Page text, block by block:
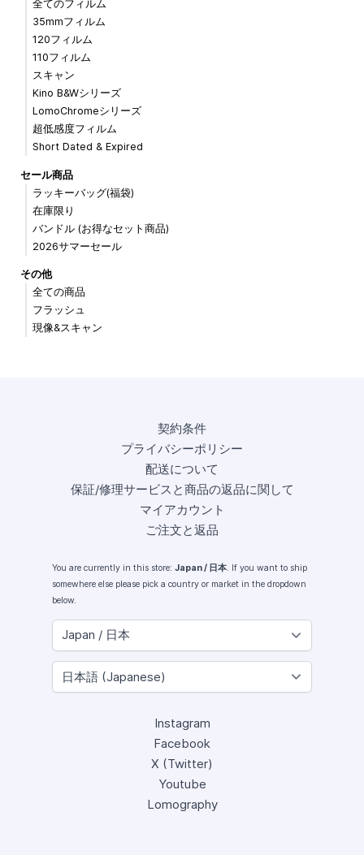
全てのフィルム
35mmフィルム
120フィルム
110フィルム
スキャン
Kino B&Wシリーズ
LomoChromeシリーズ
超低感度フィルム
Short Dated & Expired
セール商品
ラッキーバッグ(福袋)
在庫限り
バンドル (お得なセット商品)
2026サマーセール
その他
全ての商品
フラッシュ
現像&スキャン
契約条件
プライバシーポリシー
配送について
保証/修理サービスと商品の返品に関して
マイアカウント
ご注文と返品
You are currently in this store: Japan / 日本. If you want to ship
somewhere else please pick a country or market in the dropdown
below.
Instagram
Facebook
X (Twitter)
Youtube
Lomography